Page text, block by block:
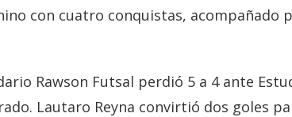
con cuatro conquistas, acompañado
Rawson Futsal perdió 5 a 4 ante
Lautaro Reyna convirtió dos goles